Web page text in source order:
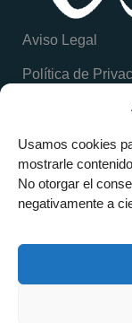
Usamos cookies
mostrarle
No otorgar el
negativamente a
Aviso Legal
Política de
Política de
Clinica BR
Implantología